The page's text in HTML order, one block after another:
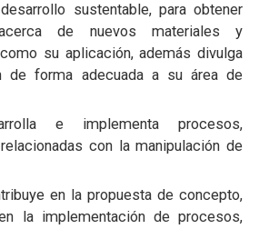
sustentable, para obtener
de nuevos materiales y
su aplicación, además divulga
de forma adecuada a su área de
e implementa procesos,
con la manipulación de
en la propuesta de concepto,
la implementación de procesos,